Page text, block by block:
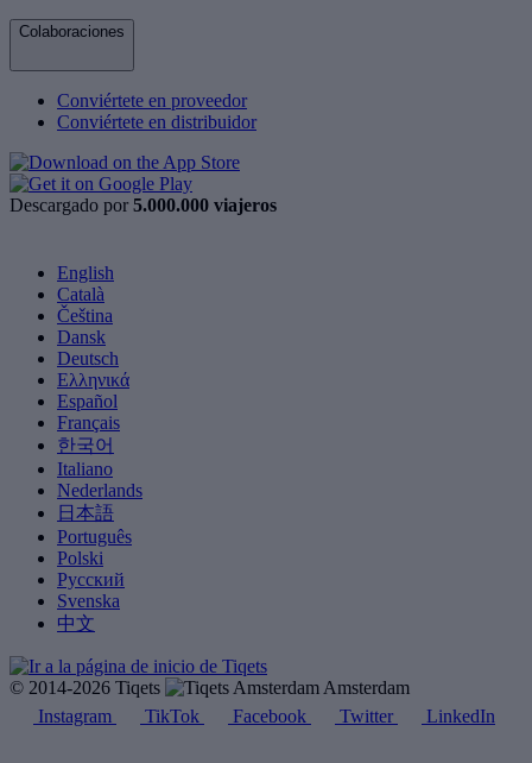
Colaboraciones
Conviértete en proveedor
Conviértete en distribuidor
Descargado por 5.000.000 viajeros
English
Català
Čeština
Dansk
Deutsch
Ελληνικά
Español
Français
한국어
Italiano
Nederlands
日本語
Português
Polski
Русский
Svenska
中文
© 2014-2026 Tiqets
Amsterdam
Instagram
TikTok Facebook Twitter LinkedIn